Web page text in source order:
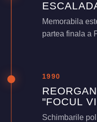
Memorabila
partea finala a
1990
"FOCUL
Schimbarile